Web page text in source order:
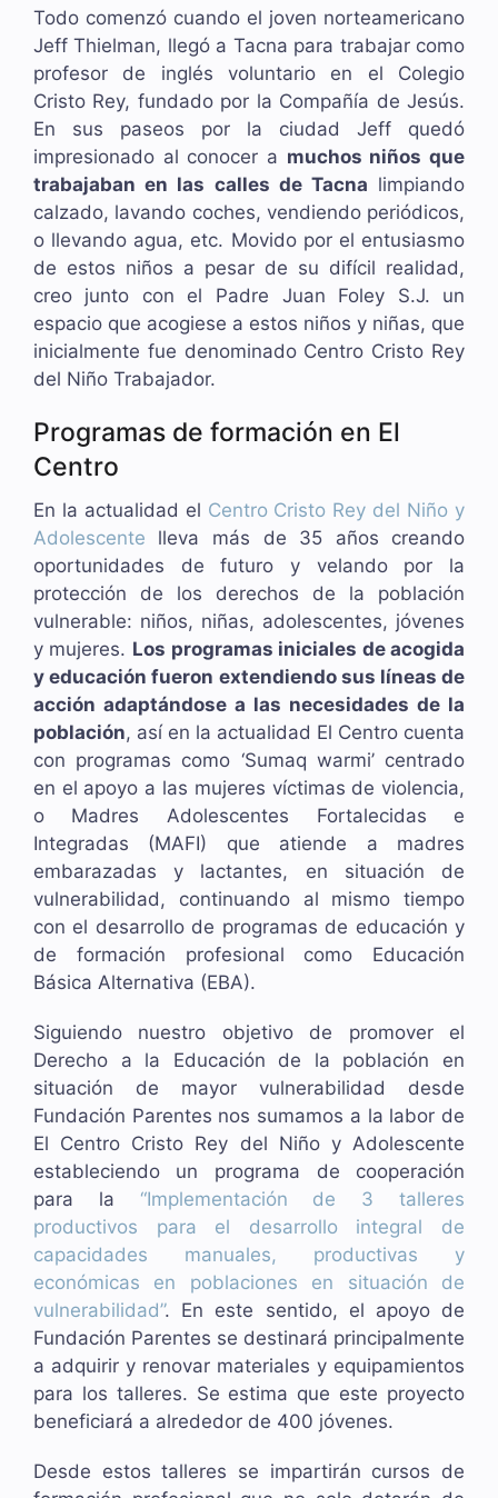
Todo comenzó cuando el joven norteamericano
Jeff Thielman, llegó a Tacna para trabajar como
profesor de inglés voluntario en el Colegio
Cristo Rey, fundado por la Compañía de Jesús.
En sus paseos por la ciudad Jeff quedó
impresionado al conocer a muchos niños que
trabajaban en las calles de Tacna limpiando
calzado, lavando coches, vendiendo periódicos,
o llevando agua, etc. Movido por el entusiasmo
de estos niños a pesar de su difícil realidad,
creo junto con el Padre Juan Foley S.J. un
espacio que acogiese a estos niños y niñas, que
inicialmente fue denominado Centro Cristo Rey
del Niño Trabajador.
Programas de formación en El
Centro
En la actualidad el Centro Cristo Rey del Niño y
Adolescente lleva más de 35 años creando
oportunidades de futuro y velando por la
protección de los derechos de la población
vulnerable: niños, niñas, adolescentes, jóvenes
y mujeres. Los programas iniciales de acogida
y educación fueron extendiendo sus líneas de
acción adaptándose a las necesidades de la
población, así en la actualidad El Centro cuenta
con programas como ‘Sumaq warmi’ centrado
en el apoyo a las mujeres víctimas de violencia,
o Madres Adolescentes Fortalecidas e
Integradas (MAFI) que atiende a madres
embarazadas y lactantes, en situación de
vulnerabilidad, continuando al mismo tiempo
con el desarrollo de programas de educación y
de formación profesional como Educación
Básica Alternativa (EBA).
Siguiendo nuestro objetivo de promover el
Derecho a la Educación de la población en
situación de mayor vulnerabilidad desde
Fundación Parentes nos sumamos a la labor de
El Centro Cristo Rey del Niño y Adolescente
estableciendo un programa de cooperación
para la “Implementación de 3 talleres
productivos para el desarrollo integral de
capacidades manuales, productivas y
económicas en poblaciones en situación de
vulnerabilidad”. En este sentido, el apoyo de
Fundación Parentes se destinará principalmente
a adquirir y renovar materiales y equipamientos
para los talleres. Se estima que este proyecto
beneficiará a alrededor de 400 jóvenes.
Desde estos talleres se impartirán cursos de